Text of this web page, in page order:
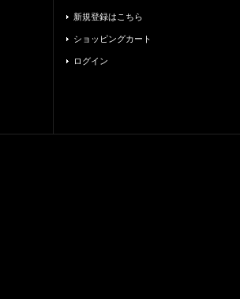
新規登録はこちら
ショッピングカート
ログイン